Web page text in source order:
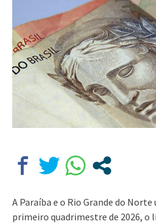
A Paraíba e o Rio Grande do
primeiro quadrimestre de 2026,